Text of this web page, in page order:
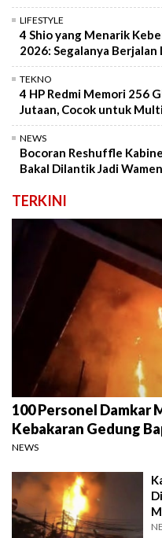
LIFESTYLE
4 Shio yang Menarik
2026: Segalanya Berjalan
TEKNO
4 HP Redmi Memori 256
Jutaan, Cocok untuk
NEWS
Bocoran Reshuffle
Bakal Dilantik Jadi
TERKINI
100 Personel Damkar
Kebakaran Gedung
NEWS